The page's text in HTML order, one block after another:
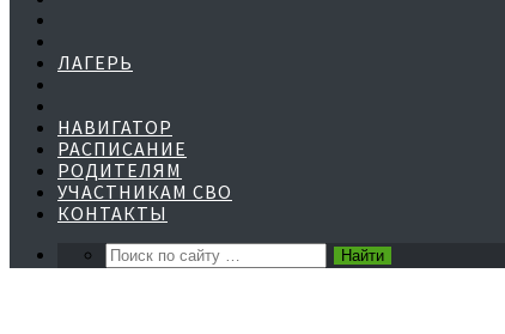
ЛАГЕРЬ
НАВИГАТОР
РАСПИСАНИЕ
РОДИТЕЛЯМ
УЧАСТНИКАМ СВО
КОНТАКТЫ